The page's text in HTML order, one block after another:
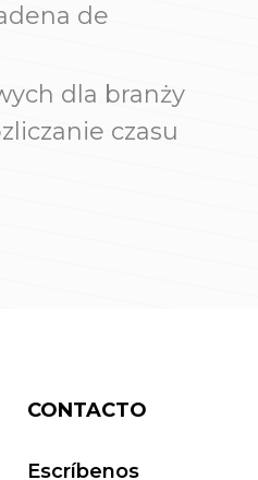
de
dla branży
czasu
CONTACTO
Escríbenos